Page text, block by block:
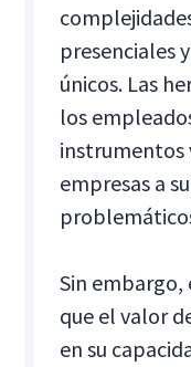
presenciales
únicos. Las
los
instrumentos
empresas a
Sin
que el valor
en su